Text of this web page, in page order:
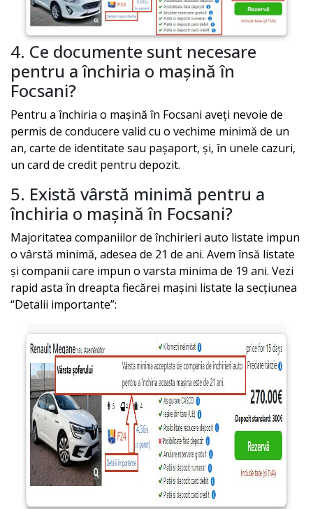
4. Ce documente sunt necesare
pentru a închiria o mașină în
Focsani?
Pentru a închiria o mașină în Focsani aveți nevoie de
permis de conducere valid cu o vechime minimă de un
an, carte de identitate sau pașaport, și, în unele cazuri,
un card de credit pentru depozit.
5. Există vârstă minimă pentru a
închiria o mașină în Focsani?
Majoritatea companiilor de închirieri auto listate impun
o vârstă minimă, adesea de 21 de ani. Avem însă listate
și companii care impun o varsta minima de 19 ani. Vezi
rapid asta în dreapta fiecărei mașini listate la secțiunea
“Detalii importante”: